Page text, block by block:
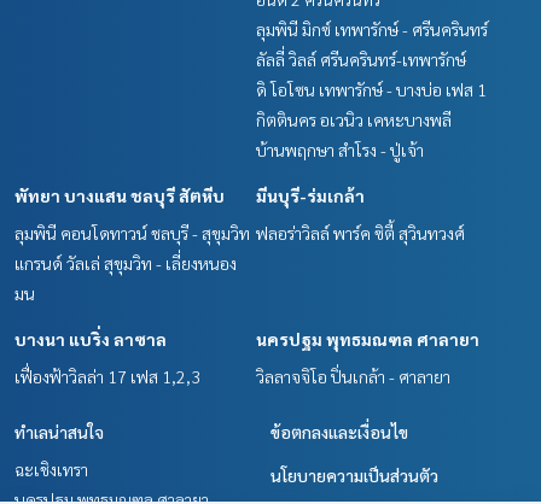
ลุมพินี มิกซ์ เทพารักษ์ - ศรีนครินทร์
ลัลลี่ วิลล์ ศรีนครินทร์-เทพารักษ์
ดิ โอโซน เทพารักษ์ - บางบ่อ เฟส 1
กิตตินคร อเวนิว เคหะบางพลี
บ้านพฤกษา สำโรง - ปู่เจ้า
พัทยา บางแสน ชลบุรี สัตหีบ
ลุมพินี คอนโดทาวน์ ชลบุรี - สุขุมวิท
แกรนด์ วัลเล่ สุขุมวิท - เลี่ยงหนอง
มน
มีนบุรี-ร่มเกล้า
ฟลอร่าวิลล์ พาร์ค ซิตี้ สุวินทวงศ์
บางนา แบริ่ง ลาซาล
เฟื่องฟ้าวิลล่า 17 เฟส 1,2,3
นครปฐม พุทธมณฑล ศาลายา
วิลลาจจิโอ ปิ่นเกล้า - ศาลายา
ทำเลน่าสนใจ
ฉะเชิงเทรา
นครปฐม พุทธมณฑล ศาลายา
ข้อตกลงและเงื่อนไข
นโยบายความเป็นส่วนตัว